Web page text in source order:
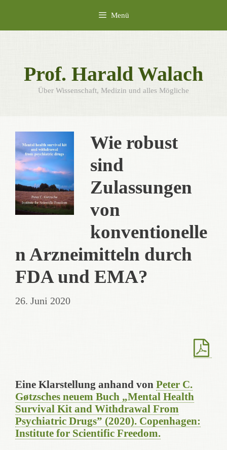
springen
Menü
Prof. Harald Walach
Über Wissenschaft, Medizin und alles Mögliche
Wie robust
sind
Zulassungen
von
konventionelle
n Arzneimitteln durch
FDA und EMA?
26. Juni 2020
Eine Klarstellung anhand von Peter C.
Gøtzsches neuem Buch „Mental Health
Survival Kit and Withdrawal From
Psychiatric Drugs” (2020). Copenhagen:
Institute for Scientific Freedom.